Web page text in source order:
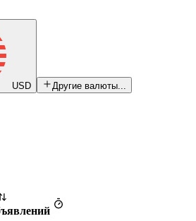
USD Другие валюты...